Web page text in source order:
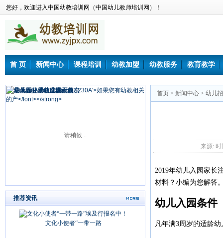
您好，欢迎进入中国幼教培训网（中国幼儿教师培训网）！
首 页 新闻中心 课程培训 幼教加盟 幼教服务 教育教学
请稍候...
推荐资讯
文化小使者“一带一路
首页 > 新闻中心 > 幼儿
来源: 时
2019年幼儿入园家长
材料？小编为您解答
幼儿入园条件
凡年满3周岁的适龄幼